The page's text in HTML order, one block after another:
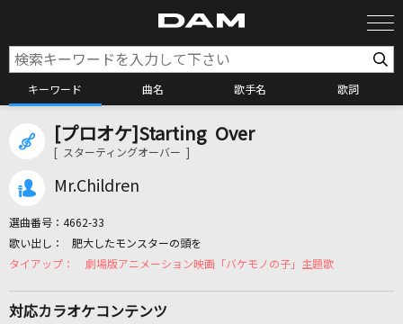
キーワード 曲名 歌手名 歌詞
カラオケ検索
カラオケリクエスト
[プロオケ]Starting Over
[ スターティングオーバー ]
Mr.Children
選曲番号： 4662-33
肥大したモンスターの頭を
劇場版アニメーション映画「バケモノの子」主題歌
対応カラオケコンテンツ